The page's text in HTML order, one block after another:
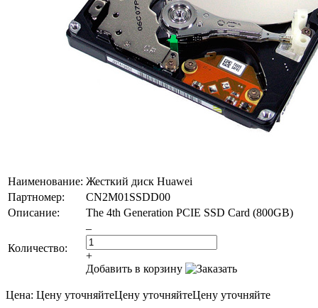
Наименование: Жесткий диск Huawei
Партномер:
CN2M01SSDD00
Описание:
The 4th Generation PCIE SSD Card (800GB)
Количество:
–
+
Добавить в корзину
Цена: Цену уточняйтеЦену уточняйтеЦену уточняйте